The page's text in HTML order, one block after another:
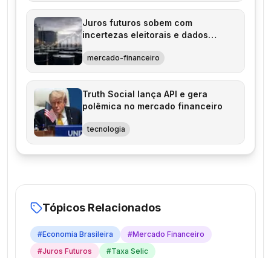
Juros futuros sobem com
incertezas eleitorais e dados
mercado-financeiro
Truth Social lança API e gera
polêmica no mercado financeiro
tecnologia
Tópicos Relacionados
#Economia Brasileira #Mercado Financeiro
#Juros Futuros #Taxa Selic